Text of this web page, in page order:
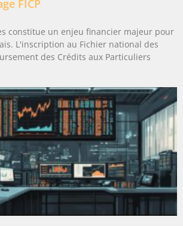
FICP
constitue un enjeu financier majeur pour
L'inscription au Fichier national des
des Crédits aux Particuliers